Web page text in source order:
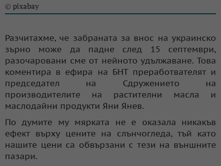
© pixabay
Разчитахме, че забраната за внос на украинско
зърно може да падне след 15 септември,
разочаровани сме от нейното удължаване. Това
коментира в ефира на БНТ преработвателят и
председател на Сдружението на
производителите на растителни масла и
маслодайни продукти Яни Янев.
По думите му мярката не е оказала никакъв
ефект върху цените на слънчогледа, тъй като
нашите цени са обвързани с тези на външните
пазари.